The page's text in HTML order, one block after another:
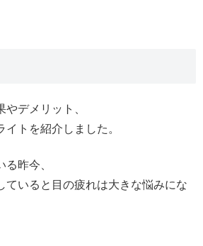
デメリット、
トを紹介しました。
昨今、
ていると目の疲れは大きな悩みにな